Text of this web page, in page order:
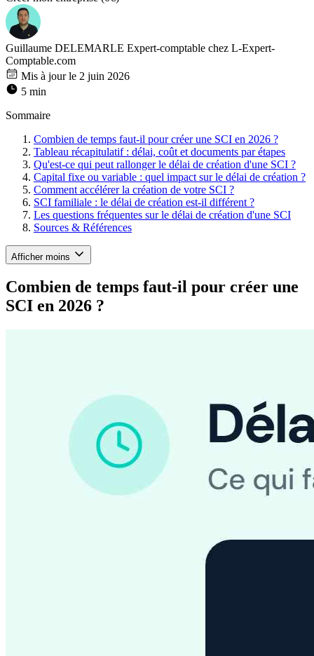
Guillaume DELEMARLE Expert-comptable chez L-Expert-
Comptable.com
Mis à jour le 2 juin 2026
5 min
Sommaire
Combien de temps faut-il pour créer une SCI en 2026 ?
Tableau récapitulatif : délai, coût et documents par étapes
Qu'est-ce qui peut rallonger le délai de création d'une SCI ?
Capital fixe ou variable : quel impact sur le délai de création ?
Comment accélérer la création de votre SCI ?
SCI familiale : le délai de création est-il différent ?
Les questions fréquentes sur le délai de création d'une SCI
Sources & Références
Afficher moins
Combien de temps faut-il pour créer une
SCI en 2026 ?